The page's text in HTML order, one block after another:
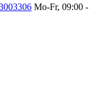
Mo-Fr, 09:00 -